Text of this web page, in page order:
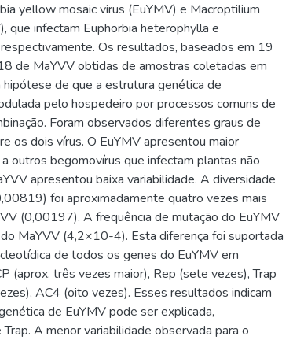
yellow mosaic virus (EuYMV) e Macroptilium
que infectam Euphorbia heterophylla e
Os resultados, baseados em 19
de MaYVV obtidas de amostras coletadas em
de que a estrutura genética de
pelo hospedeiro por processos comuns de
Foram observados diferentes graus de
os dois vírus. O EuYMV apresentou maior
outros begomovírus que infectam plantas não
apresentou baixa variabilidade. A diversidade
foi aproximadamente quatro vezes mais
(0,00197). A frequência de mutação do EuYMV
MaYVV (4,2×10-4). Esta diferença foi suportada
de todos os genes do EuYMV em
(aprox. três vezes maior), Rep (sete vezes), Trap
AC4 (oito vezes). Esses resultados indicam
de EuYMV pode ser explicada,
A menor variabilidade observada para o